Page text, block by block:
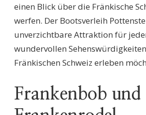
einen Blick über die Fränkische
werfen. Der Bootsverleih
unverzichtbare Attraktion für
wundervollen
Fränkischen Schweiz erleben
Frankenbob und